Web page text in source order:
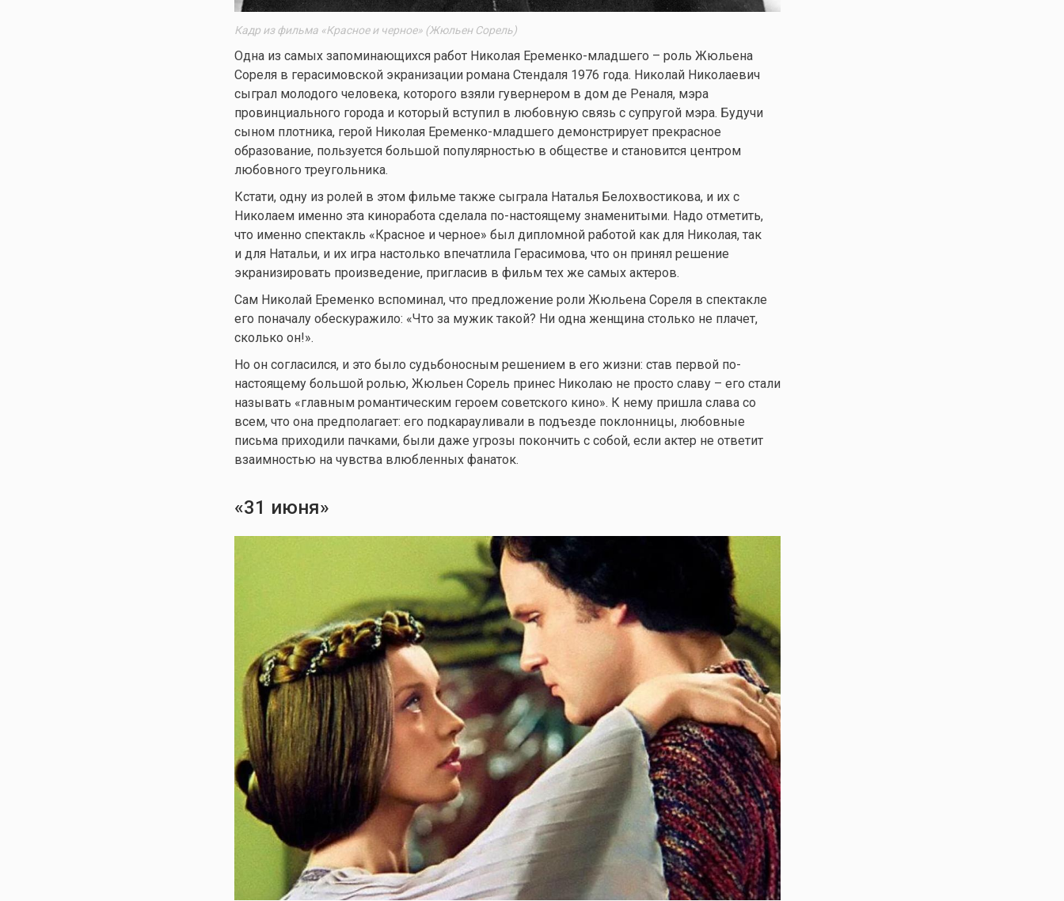
Кадр из фильма «Красное и черное» (Жюльен Сорель)
Одна из самых запоминающихся работ Николая Еременко-младшего – роль Жюльена
Сореля в герасимовской экранизации романа Стендаля 1976 года. Николай Николаевич
сыграл молодого человека, которого взяли гувернером в дом де Реналя, мэра
провинциального города и который вступил в любовную связь с супругой мэра. Будучи
сыном плотника, герой Николая Еременко-младшего демонстрирует прекрасное
образование, пользуется большой популярностью в обществе и становится центром
любовного треугольника.
Кстати, одну из ролей в этом фильме также сыграла Наталья Белохвостикова, и их с
Николаем именно эта киноработа сделала по-настоящему знаменитыми. Надо отметить,
что именно спектакль «Красное и черное» был дипломной работой как для Николая, так
и для Натальи, и их игра настолько впечатлила Герасимова, что он принял решение
экранизировать произведение, пригласив в фильм тех же самых актеров.
Сам Николай Еременко вспоминал, что предложение роли Жюльена Сореля в спектакле
его поначалу обескуражило: «Что за мужик такой? Ни одна женщина столько не плачет,
сколько он!».
Но он согласился, и это было судьбоносным решением в его жизни: став первой по-
настоящему большой ролью, Жюльен Сорель принес Николаю не просто славу – его стали
называть «главным романтическим героем советского кино». К нему пришла слава со
всем, что она предполагает: его подкарауливали в подъезде поклонницы, любовные
письма приходили пачками, были даже угрозы покончить с собой, если актер не ответит
взаимностью на чувства влюбленных фанаток.
«31 июня»